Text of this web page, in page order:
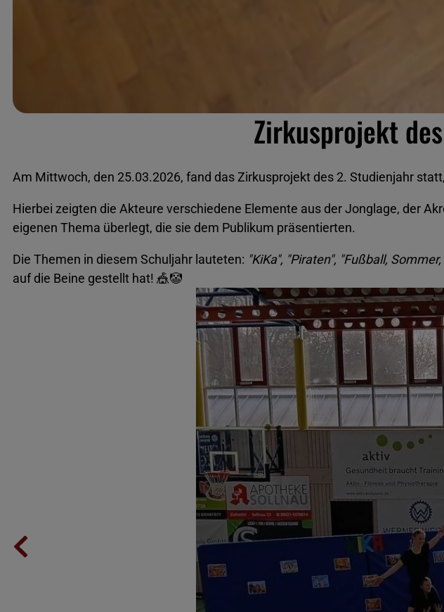
Zirkusprojekt
Am Mittwoch, den 25.03.2026, fand das Zirkusprojekt des 2. Studienjahr
Hierbei zeigten die Akteure verschiedene Elemente aus der Jonglage, der
eigenen Thema überlegt, die sie dem Publikum präsentierten.
Die Themen in diesem Schuljahr lauteten: "KiKa", "Piraten", "Fußball,
auf die Beine gestellt hat! 🎪🤡